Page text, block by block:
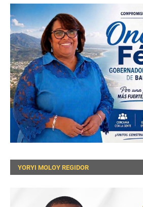
YORYI MOLOY REGIDOR